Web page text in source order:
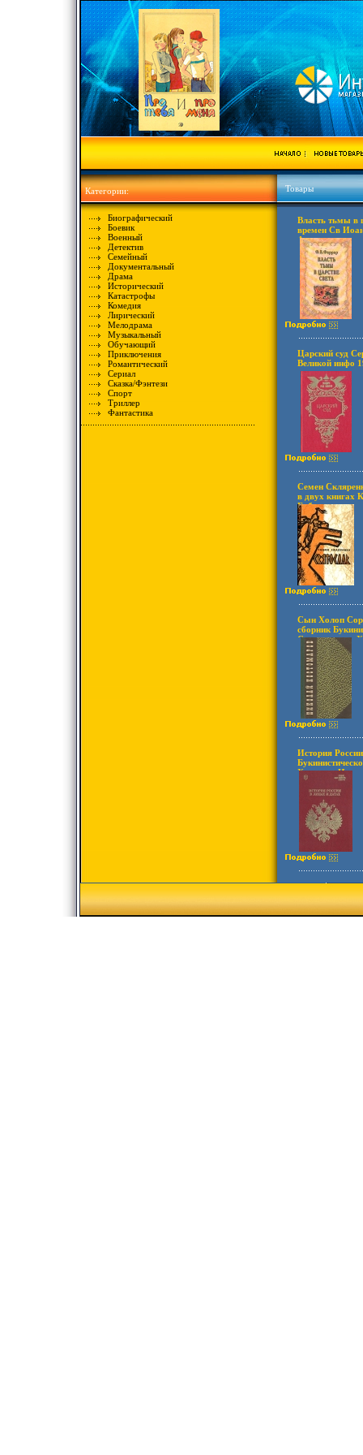
Категории:
Биографический
Боевик
Военный
Детектив
Семейный
Документальный
Драма
Исторический
Катастрофы
Комедия
Лирический
Мелодрама
Музыкальный
Обучающий
Приключения
Романтический
Сериал
Сказка/Фэнтези
Спорт
Триллер
Фантастика
Товары
Власть тьмы в
времен Св
Антикварное
Издание
1897 г
1570y.
Царский суд
Великой инфо
Семен
в двух книгах
Библиотека
народов СССР
Сын Холоп
сборник
Сохранность:
Днипро, 1987
стр Тираж:
84x108/32
История
Хорошая
Твердый
002-9 Формат:
инфо 3258y.